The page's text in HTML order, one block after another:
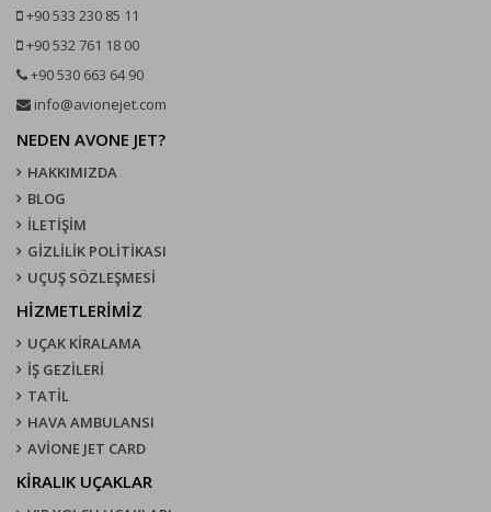
+90 533 230 85 11
+90 532 761 18 00
+90 530 663 64 90
info@avionejet.com
NEDEN AVONE JET?
HAKKIMIZDA
BLOG
İLETİŞİM
GİZLİLİK POLİTİKASI
UÇUŞ SÖZLEŞMESI
HİZMETLERİMİZ
UÇAK KIRALAMA
İŞ GEZİLERİ
TATİL
HAVA AMBULANSI
AVİONE JET CARD
KIRALIK UÇAKLAR